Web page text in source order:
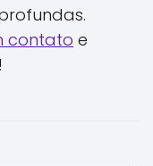
contato e